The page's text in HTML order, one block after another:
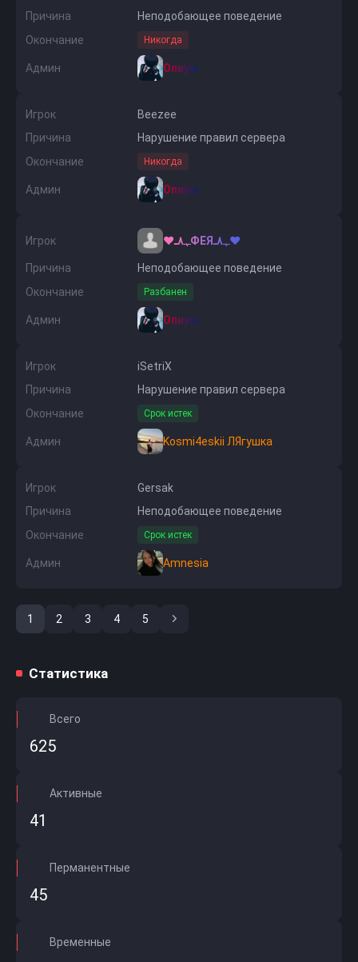
Причина
Неподобающее поведение
Окончание
Никогда
Админ Опиум
Игрок
Beezee
Причина
Нарушение правил сервера
Окончание
Никогда
Админ Опиум
Игрок ♥ﮩ٨ـФЕЯﮩ٨ـ♥
Причина
Неподобающее поведение
Окончание
Разбанен
Админ Опиум
Игрок
iSetriX
Причина
Нарушение правил сервера
Окончание
Срок истек
Админ Kosmi4eskii ЛЯгушка
Игрок
Gersak
Причина
Неподобающее поведение
Окончание
Срок истек
Админ Amnesia
1 2 3 4 5Последняя
Статистика
Всего
625
Активные
41
Перманентные
45
Временные